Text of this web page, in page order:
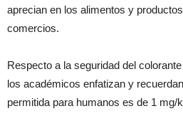
aprecian en los alimentos y
comercios.
Respecto a la seguridad del
los académicos enfatizan y
permitida para humanos es de 1 mg/